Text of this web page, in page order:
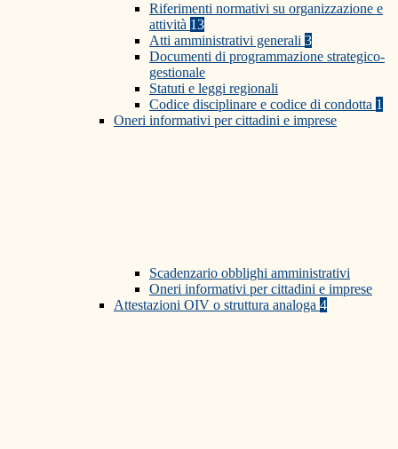
Riferimenti normativi su organizzazione e
attività 13
Atti amministrativi generali 3
Documenti di programmazione strategico-
gestionale
Statuti e leggi regionali
Codice disciplinare e codice di condotta 1
Oneri informativi per cittadini e imprese
Scadenzario obblighi amministrativi
Oneri informativi per cittadini e imprese
Attestazioni OIV o struttura analoga 4